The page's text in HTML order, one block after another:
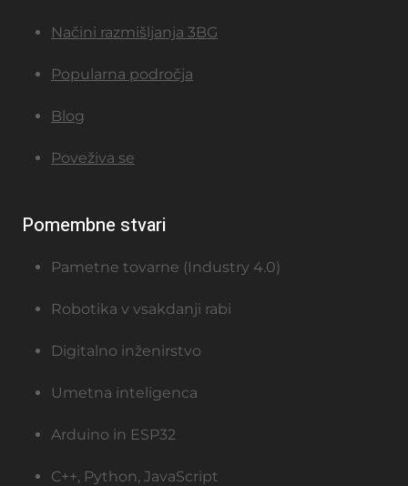
Načini razmišljanja 3BG
Popularna področja
Blog
Poveživa se
Pomembne stvari
Pametne tovarne (Industry 4.0)
Robotika v vsakdanji rabi
Digitalno inženirstvo
Umetna inteligenca
Arduino in ESP32
C++, Python, JavaScript